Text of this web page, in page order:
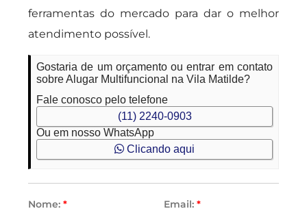
ferramentas do mercado para dar o melhor
atendimento possível.
Gostaria de um orçamento ou entrar em contato
sobre Alugar Multifuncional na Vila Matilde?
Fale conosco pelo telefone
(11) 2240-0903
Ou em nosso WhatsApp
Clicando aqui
Nome:* Email: *